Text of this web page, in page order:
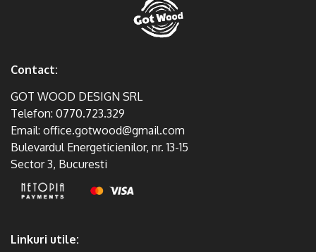
Contact:
GOT WOOD DESIGN SRL
Telefon: 0770.723.329
Email: office.gotwood@gmail.com
Bulevardul Energeticienilor, nr. 13-15
Sector 3, Bucuresti
Linkuri utile: